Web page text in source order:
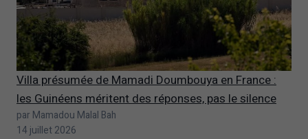
Villa présumée de Mamadi Doumbouya en France :
les Guinéens méritent des réponses, pas le silence
par Mamadou Malal Bah
14 juillet 2026